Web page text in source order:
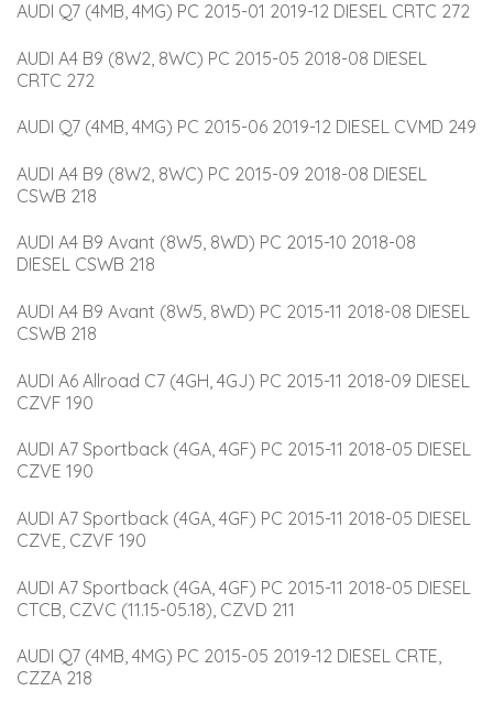
AUDI Q7 (4MB, 4MG) PC 2015-01 2019-12 DIESEL CRTC 272
AUDI A4 B9 (8W2, 8WC) PC 2015-05 2018-08 DIESEL
CRTC 272
AUDI Q7 (4MB, 4MG) PC 2015-06 2019-12 DIESEL CVMD 249
AUDI A4 B9 (8W2, 8WC) PC 2015-09 2018-08 DIESEL
CSWB 218
AUDI A4 B9 Avant (8W5, 8WD) PC 2015-10 2018-08
DIESEL CSWB 218
AUDI A4 B9 Avant (8W5, 8WD) PC 2015-11 2018-08 DIESEL
CSWB 218
AUDI A6 Allroad C7 (4GH, 4GJ) PC 2015-11 2018-09 DIESEL
CZVF 190
AUDI A7 Sportback (4GA, 4GF) PC 2015-11 2018-05 DIESEL
CZVE 190
AUDI A7 Sportback (4GA, 4GF) PC 2015-11 2018-05 DIESEL
CZVE, CZVF 190
AUDI A7 Sportback (4GA, 4GF) PC 2015-11 2018-05 DIESEL
CTCB, CZVC (11.15-05.18), CZVD 211
AUDI Q7 (4MB, 4MG) PC 2015-05 2019-12 DIESEL CRTE,
CZZA 218